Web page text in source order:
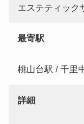
エステティック
最寄駅
桃山台駅 / 千里
詳細